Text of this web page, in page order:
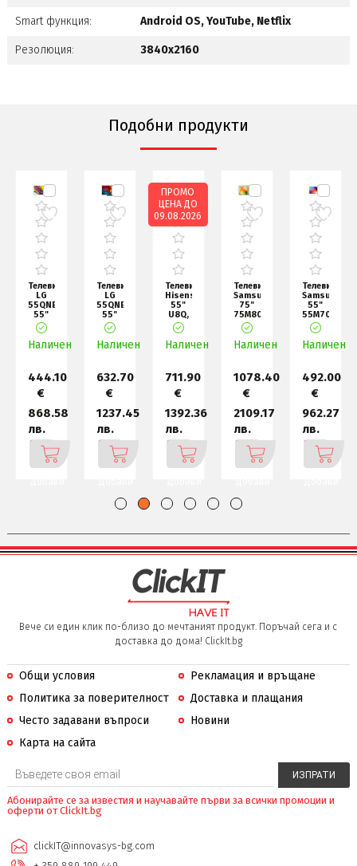
Smart функция: Android OS, YouTube, Netflix
Резолюция: 3840x2160
Подобни продукти
Телевизор
LG
55QNED82A3B,
55"
4K
QNED
HDR
Наличен
444.10
€
868.58
лв.
Телевизор
LG
55QNED83B3A,
55"
4K
QNED
MiniLED
Наличен
632.70
€
1237.45
лв.
Телевизор
Hisense
55"
U8Q,
4K
Ultra
HD
Наличен
711.90
€
1392.36
лв.
ПРОМО
ЦЕНА ДО
09.08.2026
Телевизор
Samsung
75"
75M80H
Mini
LED
UHD
Наличен
1078.40
€
2109.17
лв.
Телевизор
Samsung
55"
55M70H
Mini
LED
UHD
Наличен
492.00
€
962.27
лв.
Вече си един клик по-близо до мечтаният продукт. Поръчай сега и с
доставка до дома! ClickIt.bg
Общи условия
Рекламация и връщане
Политика за поверителност
Доставка и плащания
Често задавани въпроси
Новини
Карта на сайта
Абонирайте се за известия и научавайте първи за всички промоции и
оферти от ClickIt.bg
clickIT@innovasys-bg.com